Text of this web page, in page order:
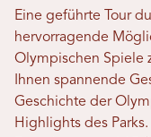
Eine geführte Tour
hervorragende
Olympischen Spiele
Ihnen spannende
Geschichte der
Highlights des